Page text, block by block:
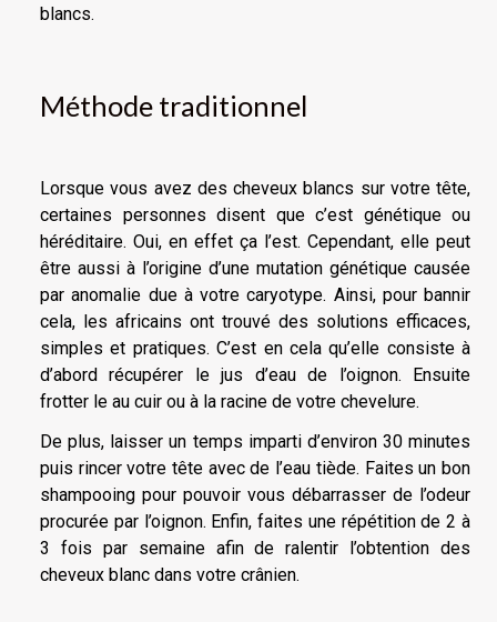
blancs.
Méthode traditionnel
Lorsque vous avez des cheveux blancs sur votre tête,
certaines personnes disent que c’est génétique ou
héréditaire. Oui, en effet ça l’est. Cependant, elle peut
être aussi à l’origine d’une mutation génétique causée
par anomalie due à votre caryotype. Ainsi, pour bannir
cela, les africains ont trouvé des solutions efficaces,
simples et pratiques. C’est en cela qu’elle consiste à
d’abord récupérer le jus d’eau de l’oignon. Ensuite
frotter le au cuir ou à la racine de votre chevelure.
De plus, laisser un temps imparti d’environ 30 minutes
puis rincer votre tête avec de l’eau tiède. Faites un bon
shampooing pour pouvoir vous débarrasser de l’odeur
procurée par l’oignon. Enfin, faites une répétition de 2 à
3 fois par semaine afin de ralentir l’obtention des
cheveux blanc dans votre crânien.